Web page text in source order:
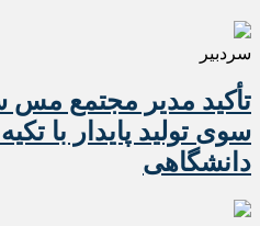
سردبیر
تأکید مدیر مجتمع
سوی تولید پایدار با
دانشگاهی